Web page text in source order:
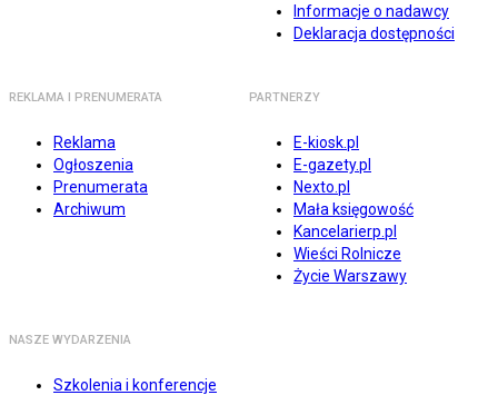
Informacje o nadawcy
Deklaracja dostępności
REKLAMA I PRENUMERATA
Reklama
Ogłoszenia
Prenumerata
Archiwum
PARTNERZY
E-kiosk.pl
E-gazety.pl
Nexto.pl
Mała księgowość
Kancelarierp.pl
Wieści Rolnicze
Życie Warszawy
NASZE WYDARZENIA
Szkolenia i konferencje